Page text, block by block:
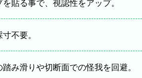
貼る事で、視認性をアップ。
不要。
み滑りや切断面での怪我を回避。